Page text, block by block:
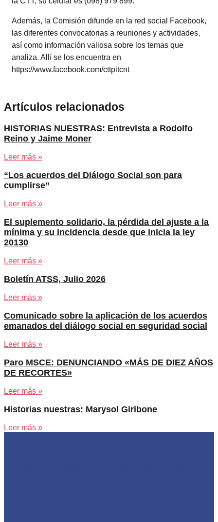
Además, la Comisión difunde en la red social Facebook,
las diferentes convocatorias a reuniones y actividades,
así como información valiosa sobre los temas que
analiza. Allí se los encuentra en
https://www.facebook.com/cttpitcnt
Artículos relacionados
HISTORIAS NUESTRAS: Entrevista a Rodolfo
Reino y Jaime Moner
Leer más »
“Los acuerdos del Diálogo Social son para
cumplirse”
Leer más »
El suplemento solidario, la pérdida del ajuste a la
mínima y su incidencia desde que inicia la ley
20130
Leer más »
Boletín ATSS, Julio 2026
Leer más »
Comunicado sobre la aplicación de los acuerdos
emanados del diálogo social en seguridad social
Leer más »
Paro MSCE: DENUNCIANDO «MÁS DE DIEZ AÑOS
DE RECORTES»
Leer más »
Historias nuestras: Marysol Giribone
Leer más »